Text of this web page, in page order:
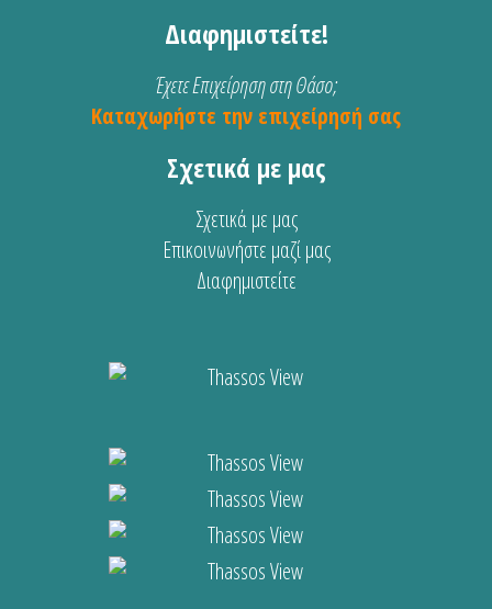
Διαφημιστείτε!
Έχετε Επιχείρηση στη Θάσο;
Καταχωρήστε την επιχείρησή σας
Σχετικά με μας
Σχετικά με μας
Επικοινωνήστε μαζί μας
Διαφημιστείτε